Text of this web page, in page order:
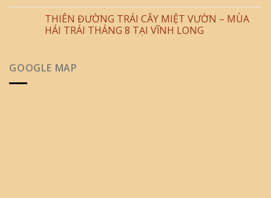
THIÊN ĐƯỜNG TRÁI CÂY MIỆT VƯỜN – MÙA
HÁI TRÁI THÁNG 8 TẠI VĨNH LONG
GOOGLE MAP